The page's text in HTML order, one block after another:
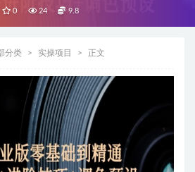
0 24 9.8
分类 实操项目 正文